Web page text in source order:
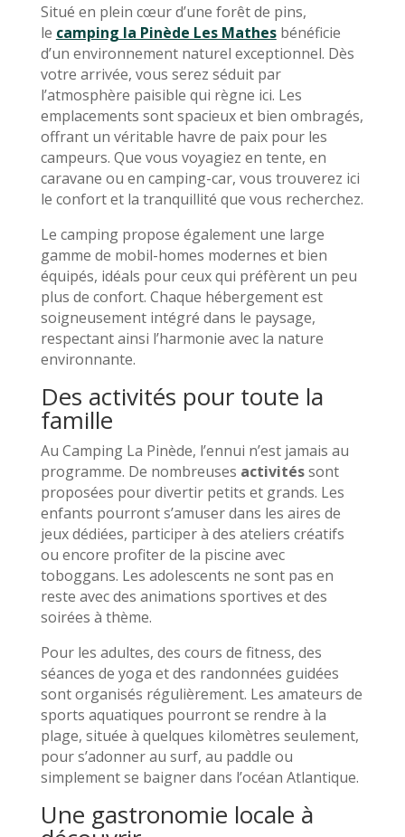
Situé en plein cœur d’une forêt de pins,
le camping la Pinède Les Mathesbénéficie
d’un environnement naturel exceptionnel. Dès
votre arrivée, vous serez séduit par
l’atmosphère paisible qui règne ici. Les
emplacements sont spacieux et bien ombragés,
offrant un véritable havre de paix pour les
campeurs. Que vous voyagiez en tente, en
caravane ou en camping-car, vous trouverez ici
le confort et la tranquillité que vous recherchez.
Le camping propose également une large
gamme de mobil-homes modernes et bien
équipés, idéals pour ceux qui préfèrent un peu
plus de confort. Chaque hébergement est
soigneusement intégré dans le paysage,
respectant ainsi l’harmonie avec la nature
environnante.
Des activités pour toute la
famille
Au Camping La Pinède, l’ennui n’est jamais au
programme. De nombreuses activitéssont
proposées pour divertir petits et grands. Les
enfants pourront s’amuser dans les aires de
jeux dédiées, participer à des ateliers créatifs
ou encore profiter de la piscine avec
toboggans. Les adolescents ne sont pas en
reste avec des animations sportives et des
soirées à thème.
Pour les adultes, des cours de fitness, des
séances de yoga et des randonnées guidées
sont organisés régulièrement. Les amateurs de
sports aquatiques pourront se rendre à la
plage, située à quelques kilomètres seulement,
pour s’adonner au surf, au paddle ou
simplement se baigner dans l’océan Atlantique.
Une gastronomie locale à